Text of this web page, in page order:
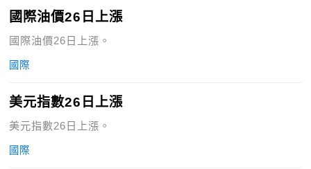
國際油價26日上漲
國際油價26日上漲。
國際
美元指數26日上漲
美元指數26日上漲。
國際